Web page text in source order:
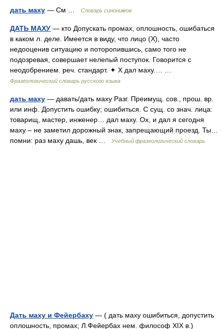
дать маху — См … Словарь синонимов
ДАТЬ МАХУ — кто Допускать промах, оплошность, ошибаться
в каком л. деле. Имеется в виду, что лицо (Х), часто
недооценив ситуацию и поторопившись, само того не
подозревая, совершает нелепый поступок. Говорится с
неодобрением. реч. стандарт. ✦ Х дал маху.… …
Фразеологический словарь русского языка
дать маху — давать/дать маху Разг. Преимущ. сов., прош. вр.
или инф. Допустить ошибку; ошибиться. С сущ. со знач. лица:
товарищ, мастер, инженер… дал маху. Ох, и дал я сегодня
маху – не заметил дорожный знак, запрещающий проезд. Ты…
помни: раз маху дашь, век …
Учебный фразеологический словарь
Дать маху и Фейербаху — ( дать маху ошибиться, допустить
оплошность, промах; Л.Фейербах нем. философ XIX в.)